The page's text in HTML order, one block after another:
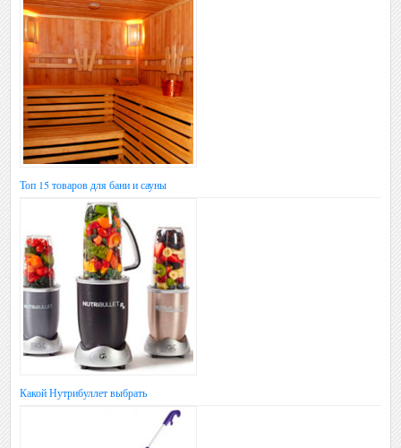
Топ 15 товаров для бани и сауны
Какой Нутрибуллет выбрать